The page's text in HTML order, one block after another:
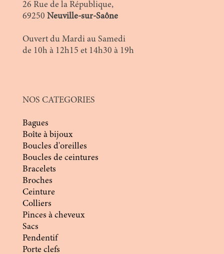
26 Rue de la République,
69250 Neuville-sur-Saône
Ouvert du Mardi au Samedi
de 10h à 12h15 et 14h30 à 19h
NOS CATEGORIES
Bagues
Boîte à bijoux
Boucles d'oreilles
Boucles de ceintures
Bracelets
Broches
Ceinture
Colliers
Pinces à cheveux
Sacs
Pendentif
Porte clefs